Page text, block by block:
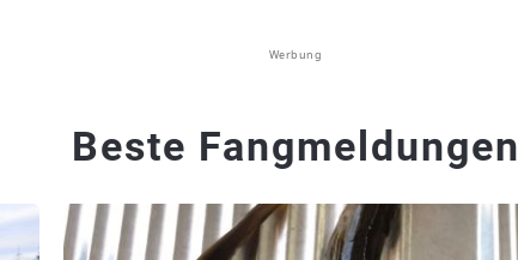
Werbung
Beste Fangmeldungen